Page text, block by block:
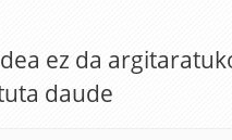
ez da
daude